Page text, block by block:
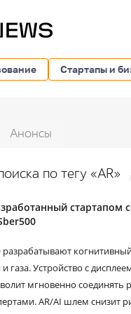
Стартапы и
Анонсы
по тегу «AR»
стартапом
газа. Устройство с
мгновенно соединять
AR/AI шлем снизит